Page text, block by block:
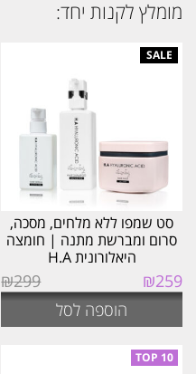
מומלץ לקנות יחד:
סט שמפו ללא מלחים, מסכה,
סרום ומברשת מתנה | חומצה
היאלורונית H.A
₪299
המחיר
המקורי
₪299.
₪259
הנוכחי
הוא:
₪259.
הוספה לסל